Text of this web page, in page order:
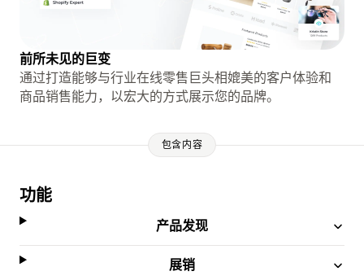
前所未见的巨变
通过打造能够与行业在线零售巨头相媲美的客户体验和
商品销售能力，以宏大的方式展示您的品牌。
包含内容
功能
产品发现
展销